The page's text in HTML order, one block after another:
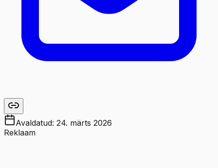
Avaldatud: 24. märts 2026
Reklaam